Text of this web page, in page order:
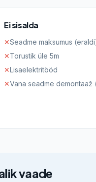
Ei sisalda
✕Seadme maksumus
✕Torustik üle 5m
✕Lisaelektritööd
✕Vana seadme demontaaž
vaade